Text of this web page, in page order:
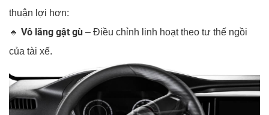
thuận lợi hơn:
🔹 Vô lăng gật gù – Điều chỉnh linh hoạt theo tư thế ngồi
của tài xế.